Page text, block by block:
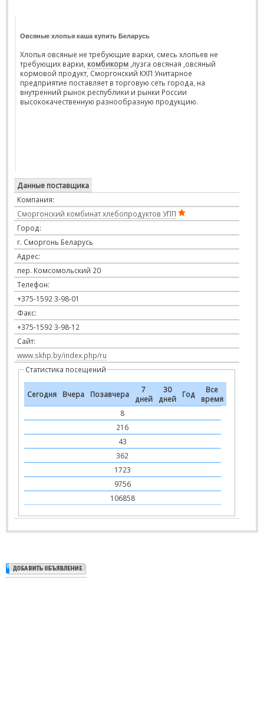
Овсяные хлопья каша купить Беларусь
Хлопья овсяные не требующие варки, смесь хлопьев не
требующих варки, комбикорм ,лузга овсяная ,овсяный
кормовой продукт, Сморгонский КХП Унитарное
предприятие поставляет в торговую сеть города, на
внутренний рынок республики и рынки России
высококачественную разнообразную продукцию.
Данные поставщика
Компания:
Сморгонский комбинат хлебопродуктов УПП
Город:
г. Сморгонь Беларусь
Адрес:
пер. Комсомольский 20
Телефон:
+375-1592 3-98-01
Факс:
+375-1592 3-98-12
Сайт:
www.skhp.by/index.php/ru
Статистика посещений
Сегодня Вчера Позавчера
7
дней
30
дней
Год
Все
время
8
216
43
362
1723
9756
106858